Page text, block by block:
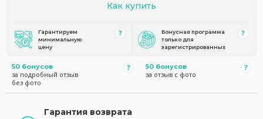
Как купить
Гарантируем
минимальную
цену
Бонусная программа
только для
зарегистрированных
50 бонусов
за подробный отзыв
без фото
50 бонусов
за отзыв с фото
Гарантия возврата